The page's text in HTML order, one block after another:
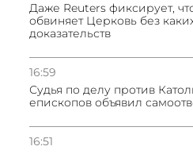
Даже Reuters фиксирует,
обвиняет Церковь без
доказательств
16:59
Судья по делу против
епископов объявил
16:51